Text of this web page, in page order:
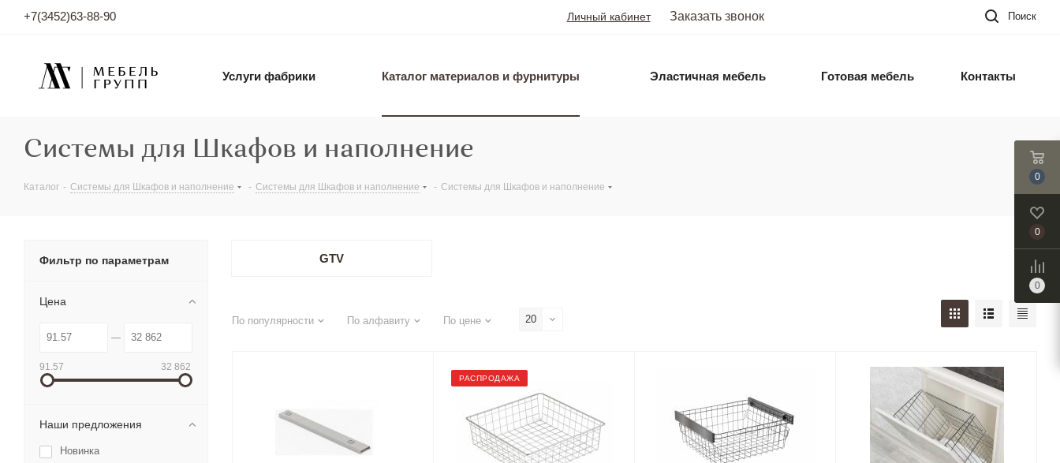
+7(3452)63-88-90 Личный кабинет Заказать звонок Поиск
Услуги фабрики Каталог материалов и фурнитуры Эластичная мебель Готовая мебель Контакты
Системы для Шкафов и наполнение
Каталог - Системы для Шкафов и наполнение - Системы для Шкафов и наполнение - Системы для Шкафов и наполнение
GTV
По популярности По алфавиту По цене 20
РАСПРОДАЖА
Фильтр по параметрам
Цена
91.57 32 862
Наши предложения
Новинка
0
0
0